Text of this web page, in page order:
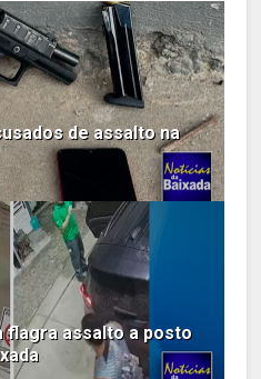
de assalto na
flagra assalto a posto